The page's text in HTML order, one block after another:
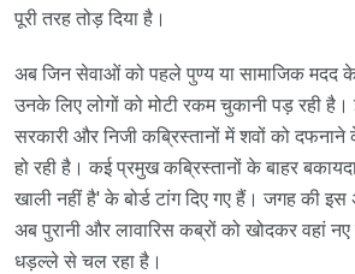
पूरी तरह तोड़ दिया है।
अब जिन सेवाओं को पहले पुण्य या सामाजिक मदद
उनके लिए लोगों को मोटी रकम चुकानी पड़ रही
सरकारी और निजी कब्रिस्तानों में शवों को
हो रही है। कई प्रमुख कब्रिस्तानों के बाहर
खाली नहीं है' के बोर्ड टांग दिए गए हैं। जगह की
अब पुरानी और लावारिस कब्रों को खोदकर वहां
धड़ल्ले से चल रहा है।